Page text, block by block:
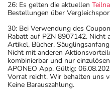
26: Es gelten die aktuellen
Bestellungen über
30: Bei Verwendung des
Rabatt auf PZN 8907142.
Artikel, Bücher,
Nicht mit anderen
kombinierbar und nur
APONEO App. Gültig:
Vorrat reicht. Wir behalten uns
Keine Barauszahlung.